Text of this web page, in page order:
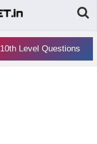
10th Level Questions